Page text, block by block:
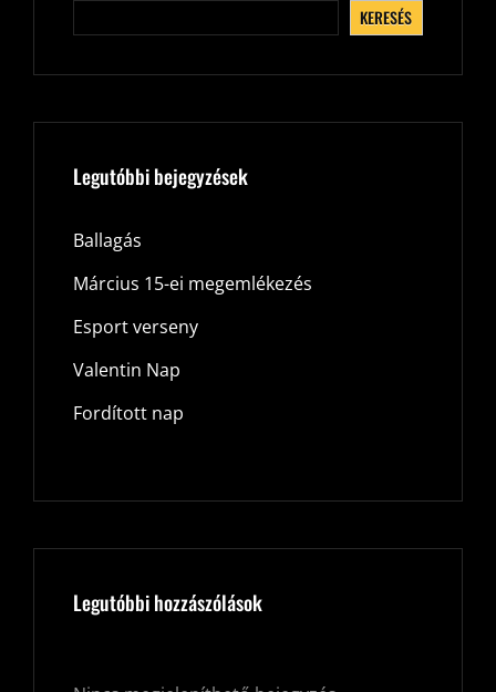
KERESÉS
Legutóbbi bejegyzések
Ballagás
Március 15-ei megemlékezés
Esport verseny
Valentin Nap
Fordított nap
Legutóbbi hozzászólások